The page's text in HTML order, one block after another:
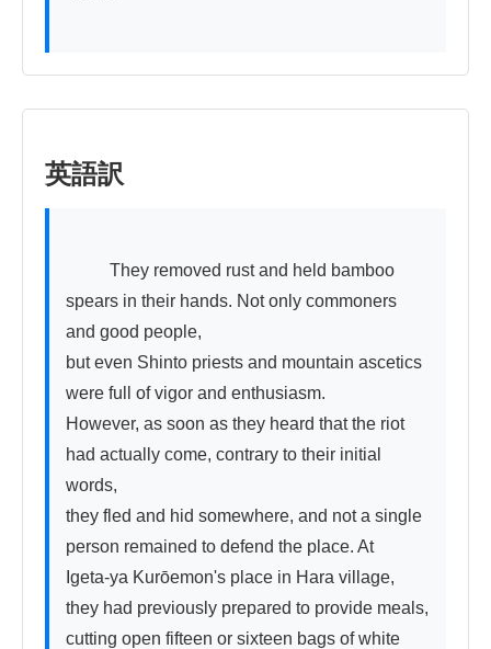
英語訳
spears in their hands. Not only commoners
and good people,
but even Shinto priests and mountain ascetics
were full of vigor and enthusiasm.
However, as soon as they heard that the riot
had actually come, contrary to their initial
words,
they fled and hid somewhere, and not a single
person remained to defend the place. At
Igeta-ya Kurōemon's place in Hara village,
they had previously prepared to provide meals,
cutting open fifteen or sixteen bags of white